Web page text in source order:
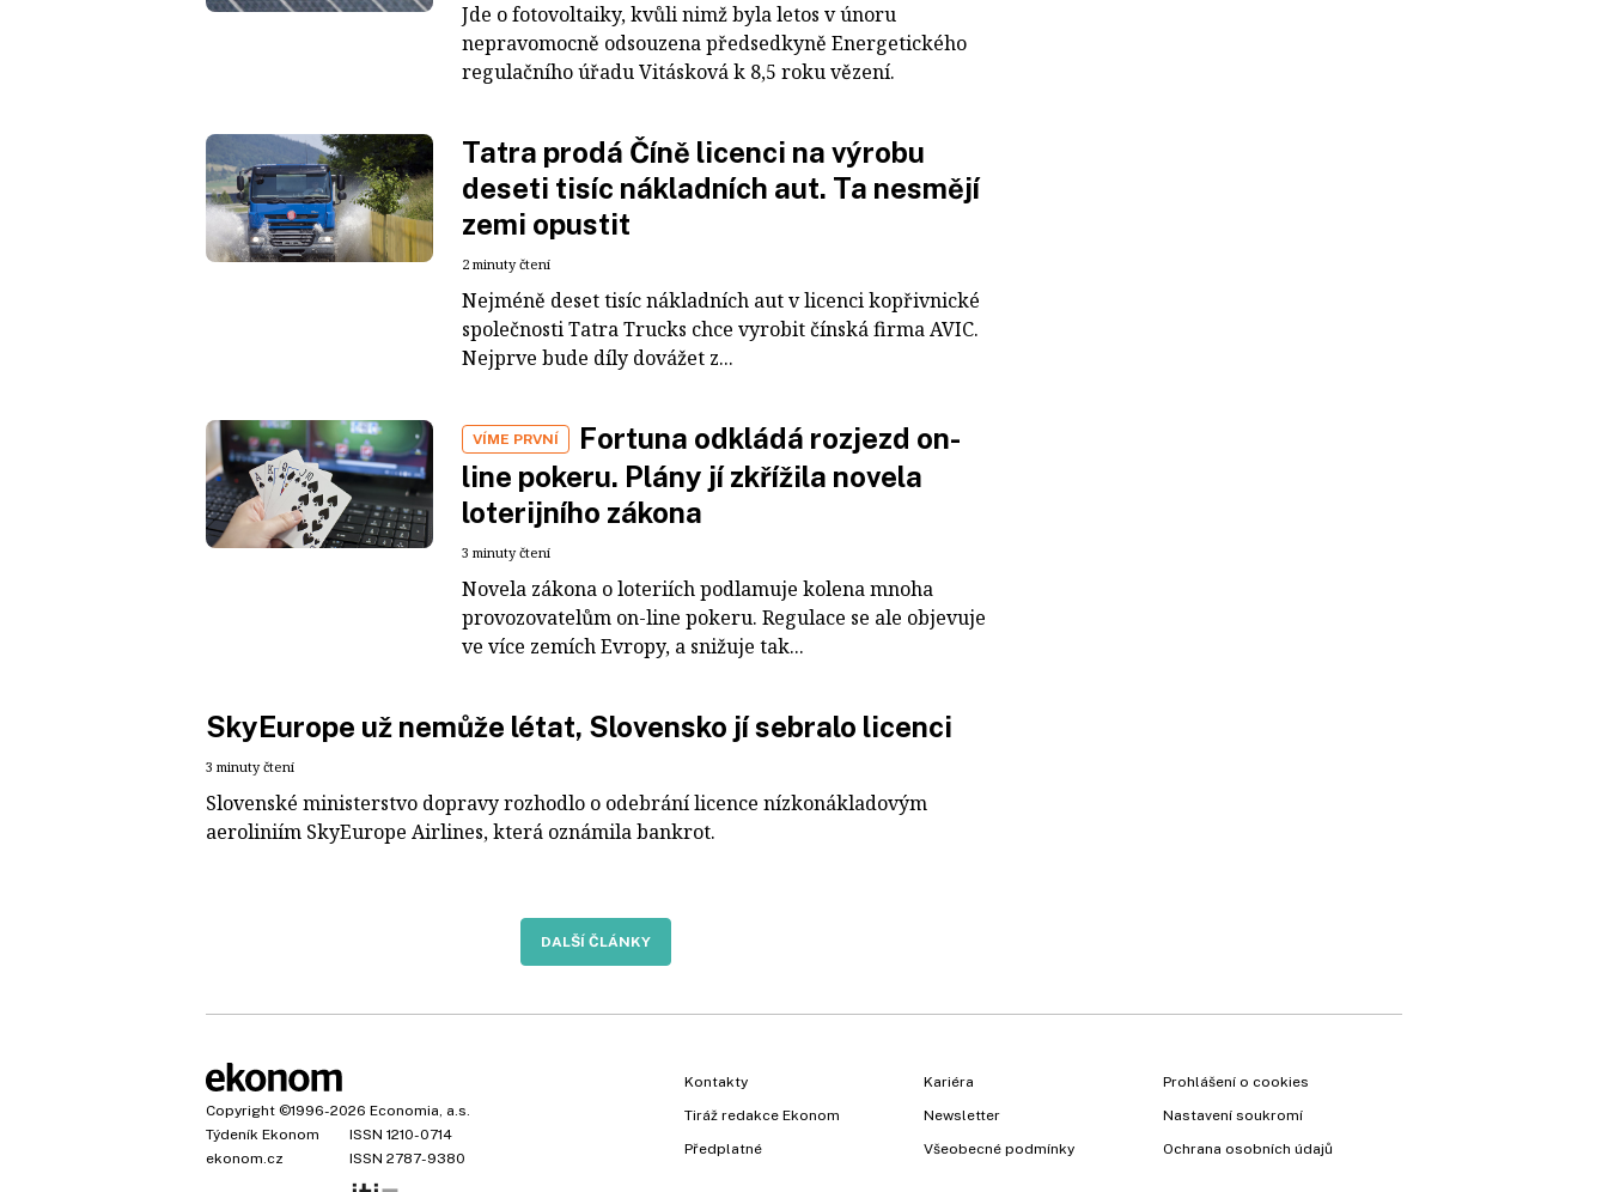
Jde o fotovoltaiky, kvůli nimž byla letos v únoru
nepravomocně odsouzena předsedkyně Energetického
regulačního úřadu Vitásková k 8,5 roku vězení.
Tatra prodá Číně licenci na výrobu
deseti tisíc nákladních aut. Ta nesmějí
zemi opustit
2 minuty čtení
Nejméně deset tisíc nákladních aut v licenci kopřivnické
společnosti Tatra Trucks chce vyrobit čínská firma AVIC.
Nejprve bude díly dovážet z...
VÍME PRVNÍ
Fortuna odkládá rozjezd on-
line pokeru. Plány jí zkřížila novela
loterijního zákona
3 minuty čtení
Novela zákona o loteriích podlamuje kolena mnoha
provozovatelům on-line pokeru. Regulace se ale objevuje
ve více zemích Evropy, a snižuje tak...
SkyEurope už nemůže létat, Slovensko jí sebralo licenci
3 minuty čtení
Slovenské ministerstvo dopravy rozhodlo o odebrání licence nízkonákladovým
aeroliniím SkyEurope Airlines, která oznámila bankrot.
DALŠÍ ČLÁNKY
Copyright ©1996-2026 Economia, a.s.
Týdeník Ekonom
ISSN 1210-0714
ekonom.cz
ISSN 2787-9380
Kontakty
Tiráž redakce Ekonom
Předplatné
Kariéra
Newsletter
Všeobecné podmínky
Prohlášení o cookies
Nastavení soukromí
Ochrana osobních údajů